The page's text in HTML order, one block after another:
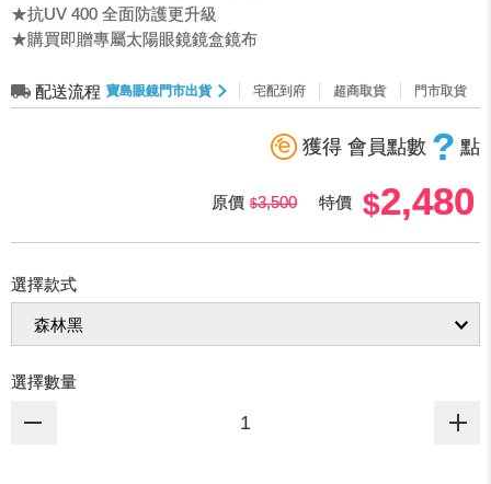
★抗UV 400 全面防護更升級
★購買即贈專屬太陽眼鏡鏡盒鏡布
配送流程 寶島眼鏡門市出貨 宅配到府 超商取貨 門市取貨
獲得 會員點數 ? 點
原價 3,500 特價 2,480
選擇款式
選擇數量